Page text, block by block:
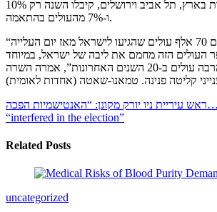
שתי הערים הגדולות בארץ, תל אביב וירושלים, קיבלו השנה רק 10%
ו-7% מהעולים בהתאמה.
“אנו חוגגים עלייה עם 70 אלף עולים שהגיעו לישראל מאז יום העלייה
העולים הזה מחמם את ליבה של ישראל, במיוחד
שלא ראינו כל כך הרבה עולים ב-20 השנים האחרונות”, אמרה השרה
ראש עיריית ניו יורק מקונן: “האנטישמיות הפכה…
“interfered in the election”
Related Posts
uncategorized